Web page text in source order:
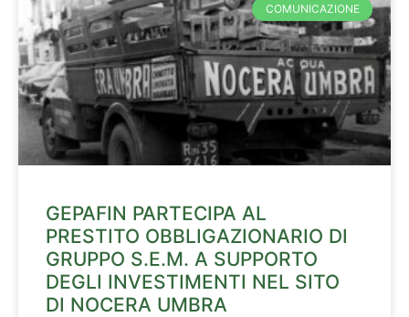
COMUNICAZIONE
GEPAFIN PARTECIPA AL
PRESTITO OBBLIGAZIONARIO DI
GRUPPO S.E.M. A SUPPORTO
DEGLI INVESTIMENTI NEL SITO
DI NOCERA UMBRA